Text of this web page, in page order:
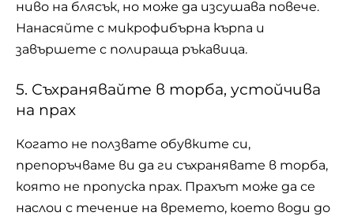
ниво на блясък, но може да изсушава повече.
Нанасяйте с микрофибърна кърпа и
завършете с полираща ръкавица.
5. Съхранявайте в торба, устойчива
на прах
Когато не ползвате обувките си,
препоръчваме ви да ги съхранявате в торба,
която не пропуска прах. Прахът може да се
наслои с течение на времето, което води до